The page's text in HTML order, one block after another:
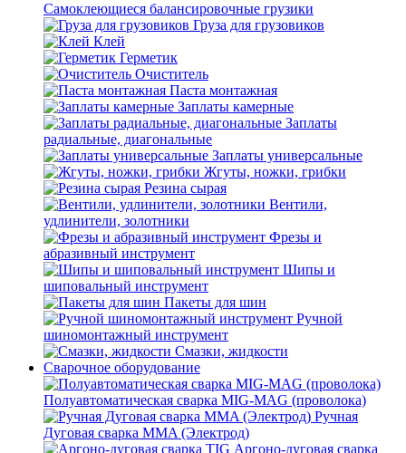
Самоклеющиеся балансировочные грузики
Груза для грузовиков
Клей
Герметик
Очиститель
Паста монтажная
Заплаты камерные
Заплаты
радиальные, диагональные
Заплаты универсальные
Жгуты, ножки, грибки
Резина сырая
Вентили,
удлинители, золотники
Фрезы и
абразивный инструмент
Шипы и
шиповальный инструмент
Пакеты для шин
Ручной
шиномонтажный инструмент
Смазки, жидкости
Сварочное оборудование
Полуавтоматическая сварка MIG-MAG (проволока)
Ручная
Дуговая сварка MMA (Электрод)
Аргоно-дуговая сварка